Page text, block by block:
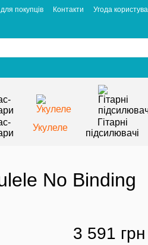
покупців Контакти
Угода
Укулеле
Гітарні
підсилювачі
No Binding
3 591 грн